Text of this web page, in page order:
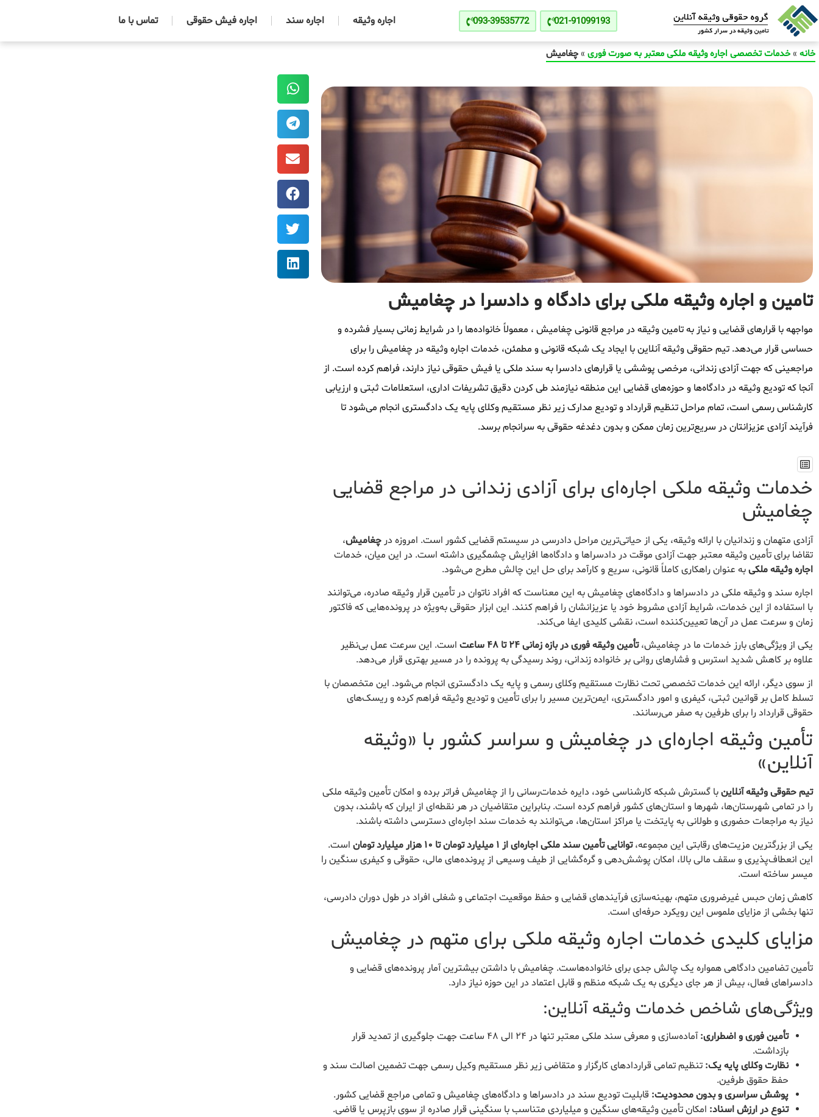
021-91099193
093-39535772 اجاره وثیقه اجاره سند اجاره فیش حقوقی تماس با ما
خانه » خدمات تخصصی اجاره وثیقه ملکی معتبر به صورت فوری » چغامیش
تامین و اجاره وثیقه ملکی برای دادگاه و دادسرا در چغامیش
مواجهه با قرارهای قضایی و نیاز به تامین وثیقه در مراجع قانونی چغامیش ، معمولاً خانواده‌ها را در شرایط زمانی بسیار فشرده و
حساسی قرار می‌دهد. تیم حقوقی وثیقه آنلاین با ایجاد یک شبکه قانونی و مطمئن، خدمات اجاره وثیقه در چغامیش را برای
مراجعینی که جهت آزادی زندانی، مرخصی پوششی یا قرارهای دادسرا به سند ملکی یا فیش حقوقی نیاز دارند، فراهم کرده است. از
آنجا که تودیع وثیقه در دادگاه‌ها و حوزه‌های قضایی این منطقه نیازمند طی کردن دقیق تشریفات اداری، استعلامات ثبتی و ارزیابی
کارشناس رسمی است، تمام مراحل تنظیم قرارداد و تودیع مدارک زیر نظر مستقیم وکلای پایه یک دادگستری انجام می‌شود تا
فرآیند آزادی عزیزانتان در سریع‌ترین زمان ممکن و بدون دغدغه حقوقی به سرانجام برسد.
خدمات وثیقه ملکی اجاره‌ای برای آزادی زندانی در مراجع قضایی
چغامیش
آزادی متهمان و زندانیان با ارائه وثیقه، یکی از حیاتی‌ترین مراحل دادرسی در سیستم قضایی کشور است. امروزه در چغامیش،
تقاضا برای تأمین وثیقه معتبر جهت آزادی موقت در دادسراها و دادگاه‌ها افزایش چشمگیری داشته است. در این میان، خدمات
اجاره وثیقه ملکیبه عنوان راهکاری کاملاً قانونی، سریع و کارآمد برای حل این چالش مطرح می‌شود.
اجاره سند و وثیقه ملکی در دادسراها و دادگاه‌های چغامیش به این معناست که افراد ناتوان در تأمین قرار وثیقه صادره، می‌توانند
با استفاده از این خدمات، شرایط آزادی مشروط خود یا عزیزانشان را فراهم کنند. این ابزار حقوقی به‌ویژه در پرونده‌هایی که فاکتور
زمان و سرعت عمل در آن‌ها تعیین‌کننده است، نقشی کلیدی ایفا می‌کند.
یکی از ویژگی‌های بارز خدمات ما در چغامیش،تأمین وثیقه فوری در بازه زمانی ۲۴ تا ۴۸ ساعت
است. این سرعت عمل بی‌نظیر
علاوه بر کاهش شدید استرس و فشارهای روانی بر خانواده زندانی، روند رسیدگی به پرونده را در مسیر بهتری قرار می‌دهد.
از سوی دیگر، ارائه این خدمات تخصصی تحت نظارت مستقیم وکلای رسمی و پایه یک دادگستری انجام می‌شود. این متخصصان با
تسلط کامل بر قوانین ثبتی، کیفری و امور دادگستری، ایمن‌ترین مسیر را برای تأمین و تودیع وثیقه فراهم کرده و ریسک‌های
حقوقی قرارداد را برای طرفین به صفر می‌رسانند.
تأمین وثیقه اجاره‌ای در چغامیش و سراسر کشور با «وثیقه
آنلاین»
تیم حقوقی وثیقه آنلاینبا گسترش شبکه کارشناسی خود، دایره خدمات‌رسانی را از چغامیش فراتر برده و امکان تأمین وثیقه ملکی
را در تمامی شهرستان‌ها، شهرها و استان‌های کشور فراهم کرده است. بنابراین متقاضیان در هر نقطه‌ای از ایران که باشند، بدون
نیاز به مراجعات حضوری و طولانی به پایتخت یا مراکز استان‌ها، می‌توانند به خدمات سند اجاره‌ای دسترسی داشته باشند.
یکی از بزرگترین مزیت‌های رقابتی این مجموعه،توانایی تأمین سند ملکی اجاره‌ای از ۱ میلیارد تومان تا ۱۰ هزار میلیارد تومان
است.
این انعطاف‌پذیری و سقف مالی بالا، امکان پوشش‌دهی و گره‌گشایی از طیف وسیعی از پرونده‌های مالی، حقوقی و کیفری سنگین را
میسر ساخته است.
کاهش زمان حبس غیرضروری متهم، بهینه‌سازی فرآیندهای قضایی و حفظ موقعیت اجتماعی و شغلی افراد در طول دوران دادرسی،
تنها بخشی از مزایای ملموس این رویکرد حرفه‌ای است.
مزایای کلیدی خدمات اجاره وثیقه ملکی برای متهم در چغامیش
تأمین تضامین دادگاهی همواره یک چالش جدی برای خانواده‌هاست. چغامیش با داشتن بیشترین آمار پرونده‌های قضایی و
دادسراهای فعال، بیش از هر جای دیگری به یک شبکه منظم و قابل اعتماد در این حوزه نیاز دارد.
ویژگی‌های شاخص خدمات وثیقه آنلاین:
تأمین فوری و اضطراری:
آماده‌سازی و معرفی سند ملکی معتبر تنها در ۲۴ الی ۴۸ ساعت جهت جلوگیری از تمدید قرار
بازداشت.
نظارت وکلای پایه یک: تنظیم تمامی قراردادهای کارگزار و متقاضی زیر نظر مستقیم وکیل رسمی جهت تضمین اصالت سند و
حفظ حقوق طرفین.
پوشش سراسری و بدون محدودیت: قابلیت تودیع سند در دادسراها و دادگاه‌های چغامیش و تمامی مراجع قضایی کشور.
تنوع در ارزش اسناد: امکان تأمین وثیقه‌های سنگین و میلیاردی متناسب با سنگینی قرار صادره از سوی بازپرس یا قاضی.